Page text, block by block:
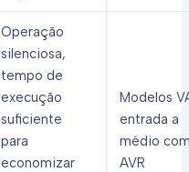
Operação
silenciosa,
tempo de
execução
suficiente
para
economizar
Modelos
entrada a
médio
AVR